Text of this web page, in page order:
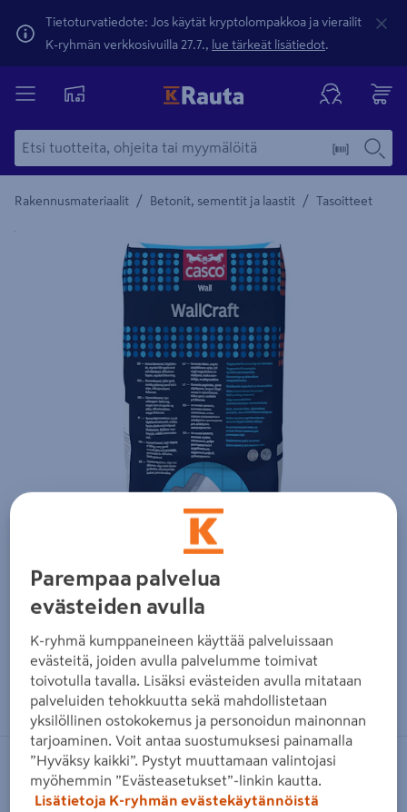
Tietoturvatiedote: Jos käytät kryptolompakkoa ja vierailit
K-ryhmän verkkosivuilla 27.7., lue tärkeät lisätiedot.
Rakennusmateriaalit / Betonit, sementit ja laastit / Tasoitteet
Yksityiskohtainen kuvaus löytyy Tuotteen kuvaus -
Zoomaa kuvaa sormilla kosketusnäytöllä
Tasoituslaasti Casco WallCraft 20kg
CASCO
Parempaa palvelua
evästeiden avulla
K-ryhmä kumppaneineen käyttää palveluissaan
evästeitä, joiden avulla palvelumme toimivat
toivotulla tavalla. Lisäksi evästeiden avulla mitataan
palveluiden tehokkuutta sekä mahdollistetaan
yksilöllinen ostokokemus ja personoidun mainonnan
tarjoaminen. Voit antaa suostumuksesi painamalla
”Hyväksy kaikki”. Pystyt muuttamaan valintojasi
myöhemmin ”Evästeasetukset”-linkin kautta.
Lisätietoja K-ryhmän evästekäytännöistä